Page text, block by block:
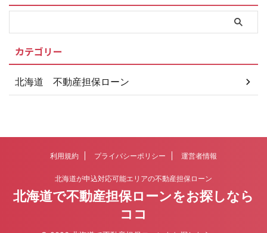
カテゴリー
北海道 不動産担保ローン
利用規約 プライバシーポリシー 運営者情報
北海道が申込対応可能エリアの不動産担保ローン
北海道で不動産担保ローンをお探しなら
ココ